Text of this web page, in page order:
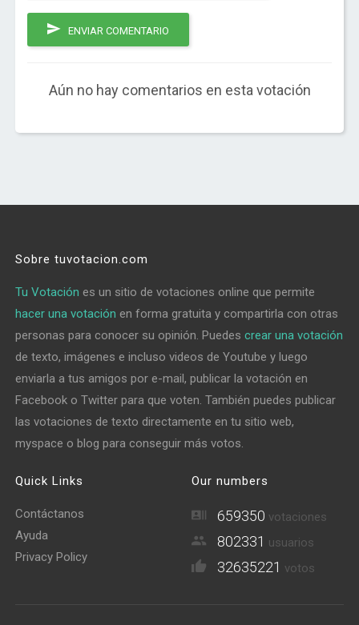
ENVIAR COMENTARIO
Aún no hay comentarios en esta votación
Sobre tuvotacion.com
Tu Votación es un sitio de votaciones online que permite
hacer una votación en forma gratuita y compartirla con otras
personas para conocer su opinión. Puedescrear una votación
de texto, imágenes e incluso videos de Youtube y luego
enviarla a tus amigos por e-mail, publicar la votación en
Facebook o Twitter para que voten. También puedes publicar
las votaciones de texto directamente en tu sitio web,
myspace o blog para conseguir más votos.
Quick Links
Contáctanos
Ayuda
Privacy Policy
Our numbers
659350 votaciones
802331 usuarios
32635221 votos